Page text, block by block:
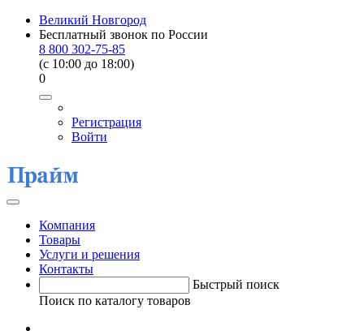
Великий Новгород
Бесплатный звонок по России
8 800 302-75-85
(c 10:00 до 18:00)
0
Регистрация
Войти
Компания
Товары
Услуги и решения
Контакты
Быстрый поиск
Поиск по каталогу товаров